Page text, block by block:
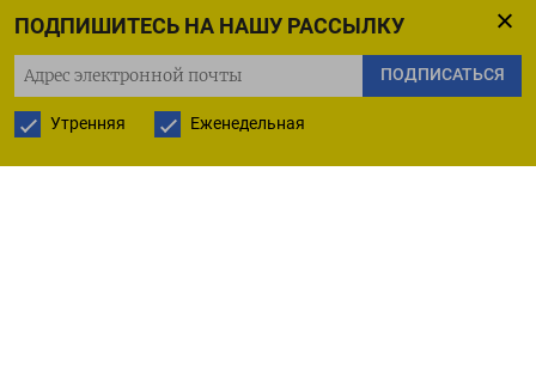
ПОДПИШИТЕСЬ НА НАШУ РАССЫЛКУ
ПОДПИСАТЬСЯ
Утренняя Еженедельная